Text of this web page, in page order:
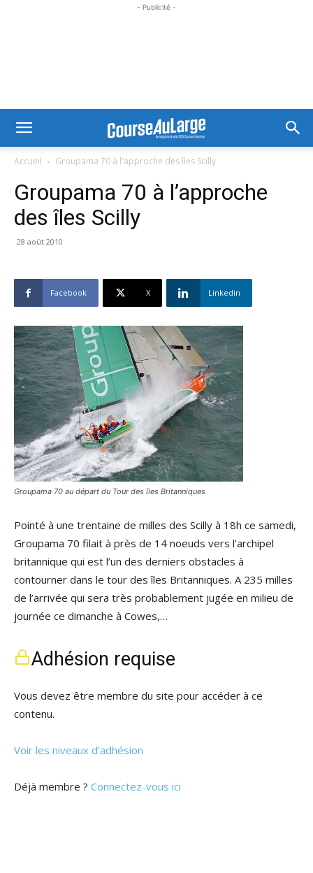
- Publicité -
Accueil Groupama 70 à l'approche des îles Scilly
Groupama 70 à l’approche
des îles Scilly
28 août 2010
Facebook X Linkedin
Groupama 70 au départ du Tour des îles Britanniques
Pointé à une trentaine de milles des Scilly à 18h ce samedi,
Groupama 70 filait à près de 14 noeuds vers l’archipel
britannique qui est l’un des derniers obstacles à
contourner dans le tour des îles Britanniques. A 235 milles
de l’arrivée qui sera très probablement jugée en milieu de
journée ce dimanche à Cowes,…
Adhésion requise
Vous devez être membre du site pour accéder à ce
contenu.
Voir les niveaux d’adhésion
Déjà membre ? Connectez-vous ici